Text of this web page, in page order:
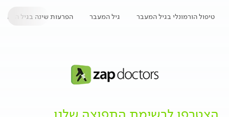
טיפול הורמונלי בגיל המעבר גיל המעבר הפרעות שינה בגיל